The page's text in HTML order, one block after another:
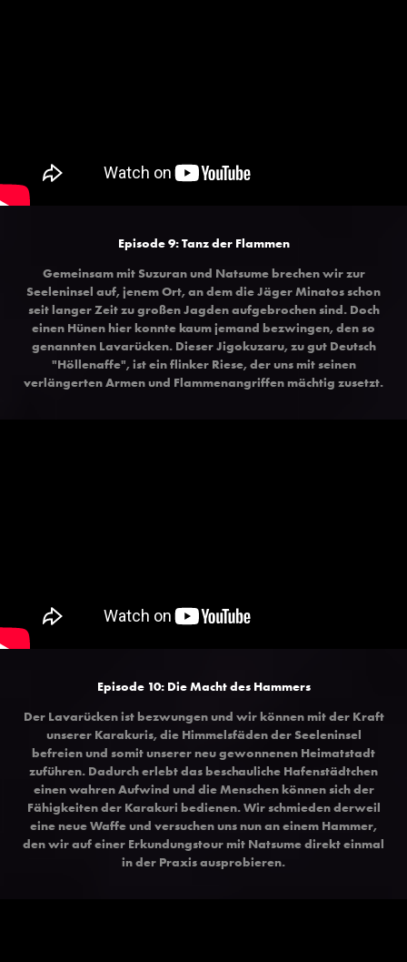
Episode 9: Tanz der Flammen
Gemeinsam mit Suzuran und Natsume brechen wir zur
Seeleninsel auf, jenem Ort, an dem die Jäger Minatos schon
seit langer Zeit zu großen Jagden aufgebrochen sind. Doch
einen Hünen hier konnte kaum jemand bezwingen, den so
genannten Lavarücken. Dieser Jigokuzaru, zu gut Deutsch
"Höllenaffe", ist ein flinker Riese, der uns mit seinen
verlängerten Armen und Flammenangriffen mächtig zusetzt.
Episode 10: Die Macht des Hammers
Der Lavarücken ist bezwungen und wir können mit der Kraft
unserer Karakuris, die Himmelsfäden der Seeleninsel
befreien und somit unserer neu gewonnenen Heimatstadt
zuführen. Dadurch erlebt das beschauliche Hafenstädtchen
einen wahren Aufwind und die Menschen können sich der
Fähigkeiten der Karakuri bedienen. Wir schmieden derweil
eine neue Waffe und versuchen uns nun an einem Hammer,
den wir auf einer Erkundungstour mit Natsume direkt einmal
in der Praxis ausprobieren.